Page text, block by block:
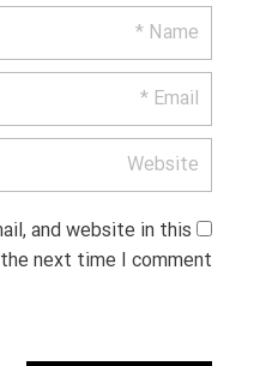
and website in this
next time I comment.